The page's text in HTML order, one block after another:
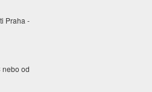
Praha -
nebo od